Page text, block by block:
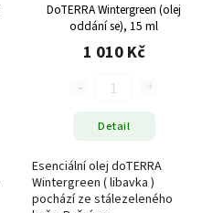
DoTERRA Wintergreen (olej
oddání se), 15 ml
1 010 Kč
Detail
Esenciální olej doTERRA
Wintergreen ( libavka )
pochází ze stálezeleného